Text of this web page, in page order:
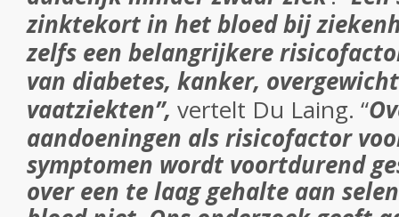
zinktekort in het bloed bij
zelfs een belangrijkere
van diabetes, kanker,
vaatziekten”, vertelt Du Laing. “
aandoeningen als risicofactor
symptomen wordt voortdurend
over een te laag gehalte aan